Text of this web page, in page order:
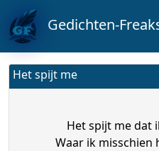
Gedichten-
Het spijt me
Het spijt me dat
Waar ik misschien